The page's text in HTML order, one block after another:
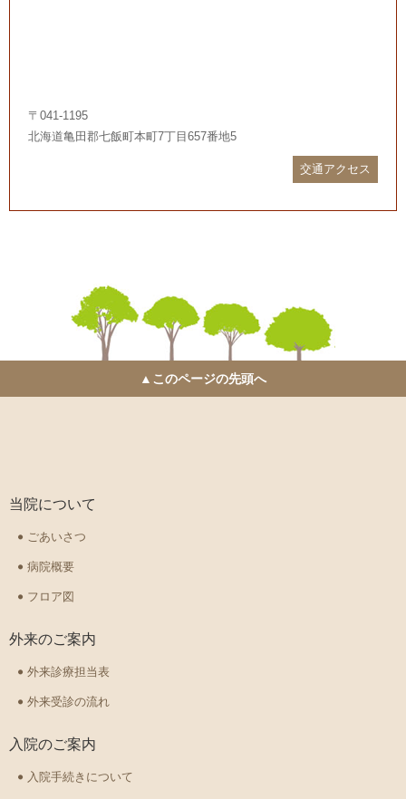
〒041-1195
北海道亀田郡七飯町本町7丁目657番地5
交通アクセス
▲このページの先頭へ
当院について
ごあいさつ
病院概要
フロア図
外来のご案内
外来診療担当表
外来受診の流れ
入院のご案内
入院手続きについて